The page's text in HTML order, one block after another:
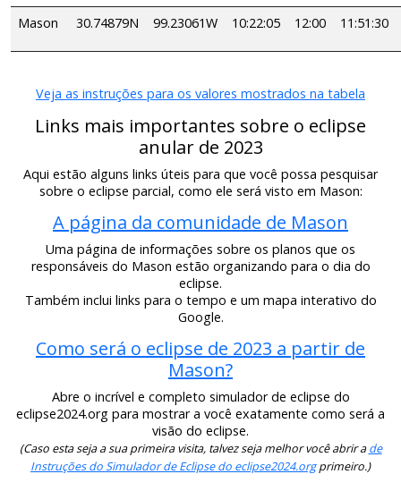
Mason
30.74879N 99.23061W 10:22:05 12:00 11:51:30
Veja as instruções para os valores mostrados na tabela
Links mais importantes sobre o eclipse
anular de 2023
Aqui estão alguns links úteis para que você possa pesquisar
sobre o eclipse parcial, como ele será visto em Mason:
A página da comunidade de Mason
Uma página de informações sobre os planos que os
responsáveis do Mason estão organizando para o dia do
eclipse.
Também inclui links para o tempo e um mapa interativo do
Google.
Como será o eclipse de 2023 a partir de
Mason?
Abre o incrível e completo simulador de eclipse do
eclipse2024.org para mostrar a você exatamente como será a
visão do eclipse.
(Caso esta seja a sua primeira visita, talvez seja melhor você abrir ade
Instruções do Simulador de Eclipse do eclipse2024.orgprimeiro.)